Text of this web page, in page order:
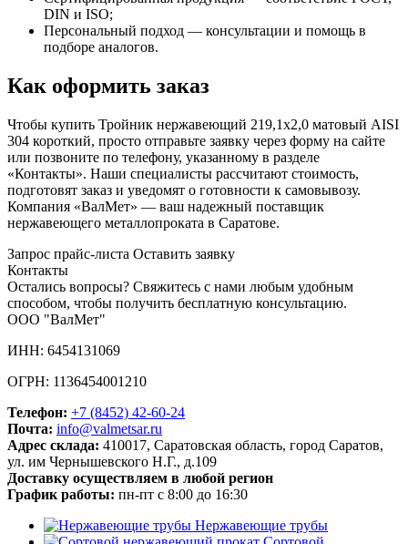
DIN и ISO;
Персональный подход — консультации и помощь в
подборе аналогов.
Как оформить заказ
Чтобы купить Тройник нержавеющий 219,1х2,0 матовый AISI
304 короткий, просто отправьте заявку через форму на сайте
или позвоните по телефону, указанному в разделе
«Контакты». Наши специалисты рассчитают стоимость,
подготовят заказ и уведомят о готовности к самовывозу.
Компания «ВалМет» — ваш надежный поставщик
нержавеющего металлопроката в Саратове.
Запрос прайс-листа Оставить заявку
Контакты
Остались вопросы? Свяжитесь с нами любым удобным
способом, чтобы получить бесплатную консультацию.
ООО "ВалМет"
ИНН: 6454131069
ОГРН: 1136454001210
Телефон: +7 (8452) 42-60-24
Почта: info@valmetsar.ru
Адрес склада: 410017, Саратовская область, город Саратов,
ул. им Чернышевского Н.Г., д.109
Доставку осуществляем в любой регион
График работы: пн-пт с 8:00 до 16:30
Нержавеющие трубы